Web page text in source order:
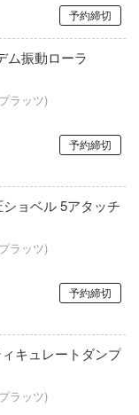
予約締切
ム振動ローラ
ラッツ)
予約締切
ョベル 5アタッチ
ラッツ)
予約締切
キュレートダンプ
ラッツ)
ギア
リア
ロ
バーコーポレーション)
ン・ビーバーコーポレー
)
ッツ(ビーバーコーポレ
ックス)